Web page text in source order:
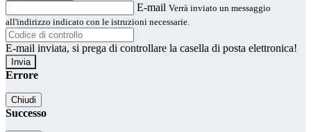
E-mail Verrà inviato un messaggio
all'indirizzo indicato con le istruzioni necessarie.
E-mail inviata, si prega di controllare la casella di posta elettronica!
Errore
Chiudi
Successo